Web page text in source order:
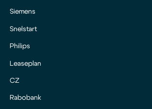
Siemens
Snelstart
Philips
Leaseplan
CZ
Rabobank